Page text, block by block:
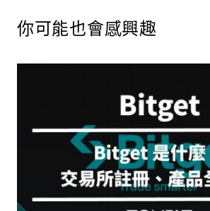
你可能也會感興趣